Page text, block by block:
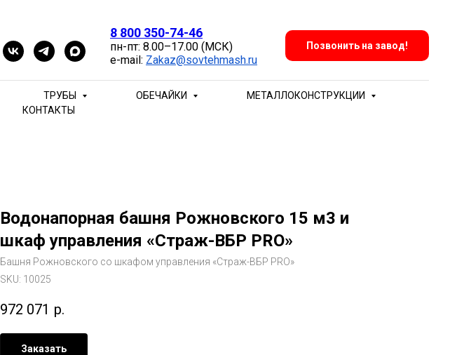
8 800 350-74-46
пн-пт: 8.00–17.00 (МСК)
e-mail: Zakaz@sovtehmash.ru
Позвонить на завод!
ТРУБЫ ОБЕЧАЙКИ
МЕТАЛЛОКОНСТРУКЦИИ
КОНТАКТЫ
Водонапорная башня Рожновского 15 м3 и
шкаф управления «Страж-ВБР PRO»
Башня Рожновского со шкафом управления «Страж-ВБР PRO»
SKU: 10025
972 071 р.
Заказать